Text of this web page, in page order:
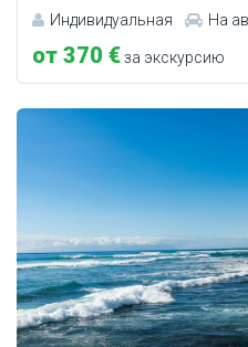
Индивидуальная На
от 370 €за экскурсию